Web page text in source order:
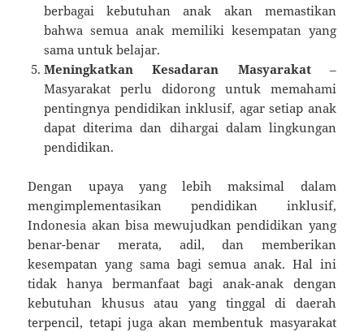
berbagai kebutuhan anak akan memastikan
bahwa semua anak memiliki kesempatan yang
sama untuk belajar.
Meningkatkan Kesadaran Masyarakat–
Masyarakat perlu didorong untuk memahami
pentingnya pendidikan inklusif, agar setiap anak
dapat diterima dan dihargai dalam lingkungan
pendidikan.
Dengan upaya yang lebih maksimal dalam
mengimplementasikan pendidikan inklusif,
Indonesia akan bisa mewujudkan pendidikan yang
benar-benar merata, adil, dan memberikan
kesempatan yang sama bagi semua anak. Hal ini
tidak hanya bermanfaat bagi anak-anak dengan
kebutuhan khusus atau yang tinggal di daerah
terpencil, tetapi juga akan membentuk masyarakat